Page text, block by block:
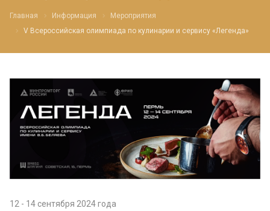
Главная Информация
Мероприятия
V Всероссийская олимпиада по кулинарии и сервису «Легенда»
12 - 14 сентября 2024 года